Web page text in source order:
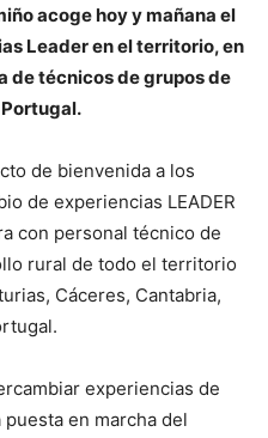
acoge hoy y mañana el
Leader en el territorio, en
de técnicos de grupos de
de bienvenida a los
de experiencias LEADER
con personal técnico de
rural de todo el territorio
Cáceres, Cantabria,
experiencias de
en marcha del